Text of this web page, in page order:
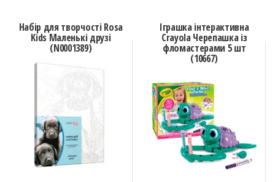
Набір для творчості Rosa
Kids Маленькі друзі
(N0001389)
Іграшка інтерактивна
Crayola Черепашка із
фломастерами 5 шт
(10667)